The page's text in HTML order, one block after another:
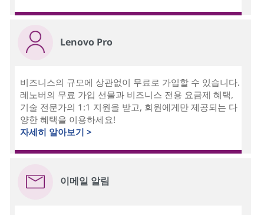
Lenovo Pro
비즈니스의 규모에 상관없이 무료로 가입할 수 있습니다.
레노버의 무료 가입 선물과 비즈니스 전용 요금제 혜택,
기술 전문가의 1:1 지원을 받고, 회원에게만 제공되는 다
양한 혜택을 이용하세요!
자세히 알아보기 >
이메일 알림